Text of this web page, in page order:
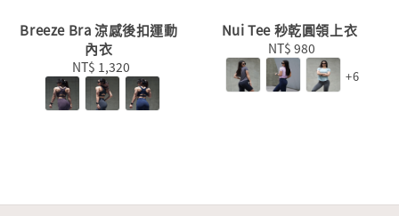
Breeze Bra 涼感後扣運動
內衣
Regular
price
NT$ 1,320
Nui Tee 秒乾圓領上衣
Regular
price
NT$ 980
+6